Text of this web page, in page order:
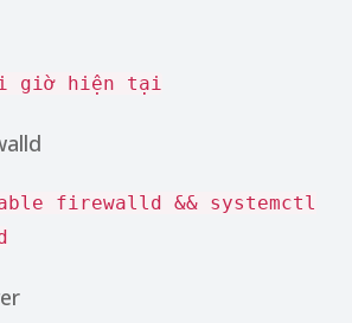
giờ hiện tại
firewalld && systemctl